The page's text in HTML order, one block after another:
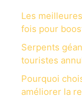
Les
fois pour
Serpents
touristes
Pourquoi
améliorer la